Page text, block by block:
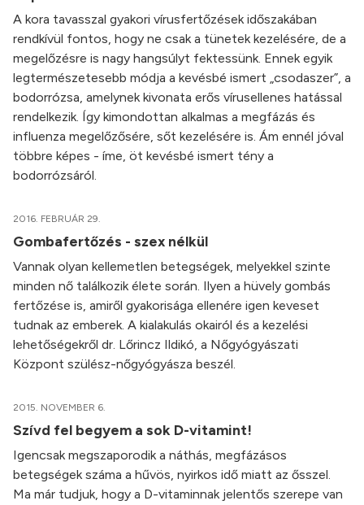
A kora tavasszal gyakori vírusfertőzések időszakában
rendkívül fontos, hogy ne csak a tünetek kezelésére, de a
megelőzésre is nagy hangsúlyt fektessünk. Ennek egyik
legtermészetesebb módja a kevésbé ismert „csodaszer”, a
bodorrózsa, amelynek kivonata erős vírusellenes hatással
rendelkezik. Így kimondottan alkalmas a megfázás és
influenza megelőzősére, sőt kezelésére is. Ám ennél jóval
többre képes - íme, öt kevésbé ismert tény a
bodorrózsáról.
2016. FEBRUÁR 29.
Gombafertőzés - szex nélkül
Vannak olyan kellemetlen betegségek, melyekkel szinte
minden nő találkozik élete során. Ilyen a hüvely gombás
fertőzése is, amiről gyakorisága ellenére igen keveset
tudnak az emberek. A kialakulás okairól és a kezelési
lehetőségekről dr. Lőrincz Ildikó, a Nőgyógyászati
Központ szülész-nőgyógyásza beszél.
2015. NOVEMBER 6.
Szívd fel begyem a sok D-vitamint!
Igencsak megszaporodik a náthás, megfázásos
betegségek száma a hűvös, nyirkos idő miatt az ősszel.
Ma már tudjuk, hogy a D-vitaminnak jelentős szerepe van